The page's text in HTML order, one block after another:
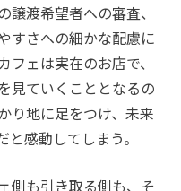
渡希望者への審査、
すさへの細かな配慮に
ェは実在のお店で、
見ていくこととなるの
り地に足をつけ、未来
感動してしまう。
側も引き取る側も、そ